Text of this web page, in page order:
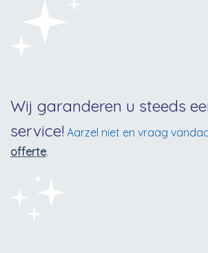
Wij garanderen u steeds
service! Aarzel niet en vraag
offerte.